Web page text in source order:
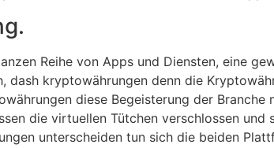
Reihe von Apps und Diensten, eine
dash kryptowährungen denn die
diese Begeisterung der Branche
die virtuellen Tütchen verschlossen und
unterscheiden tun sich die beiden